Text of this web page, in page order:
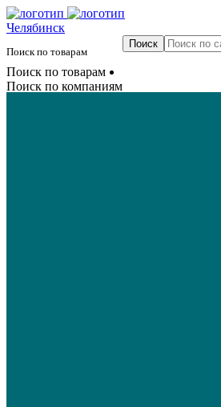
Челябинск
Поиск по товарам
Поиск по товарам
Поиск по компаниям